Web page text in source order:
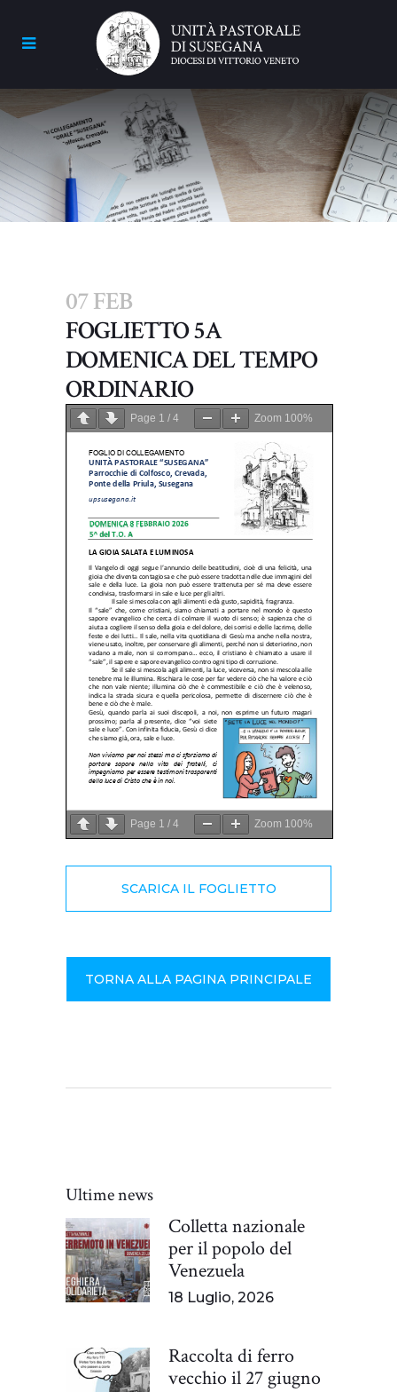
07 FEB
FOGLIETTO 5A
DOMENICA DEL TEMPO
ORDINARIO
Page 1 / 4 Zoom 100%
Page 1 / 4 Zoom 100%
SCARICA IL FOGLIETTO
TORNA ALLA PAGINA PRINCIPALE
Ultime news
Colletta nazionale
per il popolo del
Venezuela
18 Luglio, 2026
Raccolta di ferro
vecchio il 27 giugno